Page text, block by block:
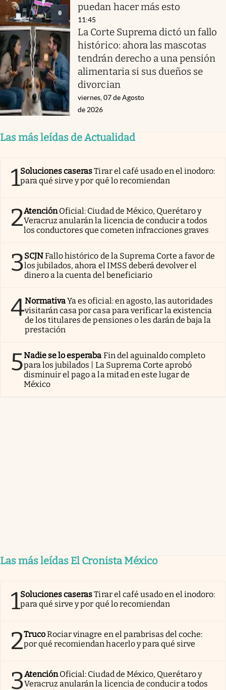
puedan hacer más esto
11:45
La Corte Suprema dictó un fallo
histórico: ahora las mascotas
tendrán derecho a una pensión
alimentaria si sus dueños se
divorcian
viernes, 07 de Agosto
de 2026
Las más leídas de Actualidad
1Soluciones caserasTirar el café usado en el inodoro:
para qué sirve y por qué lo recomiendan
2AtenciónOficial: Ciudad de México, Querétaro y
Veracruz anularán la licencia de conducir a todos
los conductores que cometen infracciones graves
3SCJNFallo histórico de la Suprema Corte a favor de
los jubilados, ahora el IMSS deberá devolver el
dinero a la cuenta del beneficiario
4NormativaYa es oficial: en agosto, las autoridades
visitarán casa por casa para verificar la existencia
de los titulares de pensiones o les darán de baja la
prestación
5Nadie se lo esperaba Fin del aguinaldo completo
para los jubilados | La Suprema Corte aprobó
disminuir el pago a la mitad en este lugar de
México
Las más leídas El Cronista México
1Soluciones caserasTirar el café usado en el inodoro:
para qué sirve y por qué lo recomiendan
2TrucoRociar vinagre en el parabrisas del coche:
por qué recomiendan hacerlo y para qué sirve
3AtenciónOficial: Ciudad de México, Querétaro y
Veracruz anularán la licencia de conducir a todos